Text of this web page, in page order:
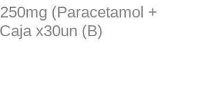
(Paracetamol +
x30un (B)